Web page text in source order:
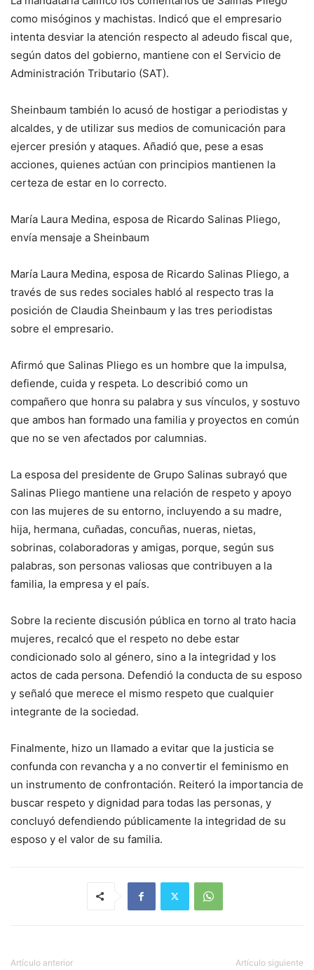
como misóginos y machistas. Indicó que el empresario
intenta desviar la atención respecto al adeudo fiscal que,
según datos del gobierno, mantiene con el Servicio de
Administración Tributario (SAT).
Sheinbaum también lo acusó de hostigar a periodistas y
alcaldes, y de utilizar sus medios de comunicación para
ejercer presión y ataques. Añadió que, pese a esas
acciones, quienes actúan con principios mantienen la
certeza de estar en lo correcto.
María Laura Medina, esposa de Ricardo Salinas Pliego,
envía mensaje a Sheinbaum
María Laura Medina, esposa de Ricardo Salinas Pliego, a
través de sus redes sociales habló al respecto tras la
posición de Claudia Sheinbaum y las tres periodistas
sobre el empresario.
Afirmó que Salinas Pliego es un hombre que la impulsa,
defiende, cuida y respeta. Lo describió como un
compañero que honra su palabra y sus vínculos, y sostuvo
que ambos han formado una familia y proyectos en común
que no se ven afectados por calumnias.
La esposa del presidente de Grupo Salinas subrayó que
Salinas Pliego mantiene una relación de respeto y apoyo
con las mujeres de su entorno, incluyendo a su madre,
hija, hermana, cuñadas, concuñas, nueras, nietas,
sobrinas, colaboradoras y amigas, porque, según sus
palabras, son personas valiosas que contribuyen a la
familia, la empresa y el país.
Sobre la reciente discusión pública en torno al trato hacia
mujeres, recalcó que el respeto no debe estar
condicionado solo al género, sino a la integridad y los
actos de cada persona. Defendió la conducta de su esposo
y señaló que merece el mismo respeto que cualquier
integrante de la sociedad.
Finalmente, hizo un llamado a evitar que la justicia se
confunda con revancha y a no convertir el feminismo en
un instrumento de confrontación. Reiteró la importancia de
buscar respeto y dignidad para todas las personas, y
concluyó defendiendo públicamente la integridad de su
esposo y el valor de su familia.
Artículo anterior Artículo siguiente